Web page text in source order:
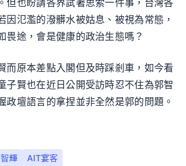
但也盼請各界試著思索一件事，台灣各
因氾濫的潑髒水被姑息、被視為常態，
畏途，會是健康的政治生態嗎？
而原本差點入閣但及時踩剎車，如今看
子賢也在近日公開受訪時忍不住為郭智
政壇語言的拿捏並非全然是郭的問題。
輝 AIT宴客